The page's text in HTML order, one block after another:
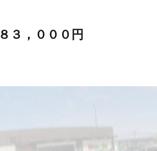
８３，０００円